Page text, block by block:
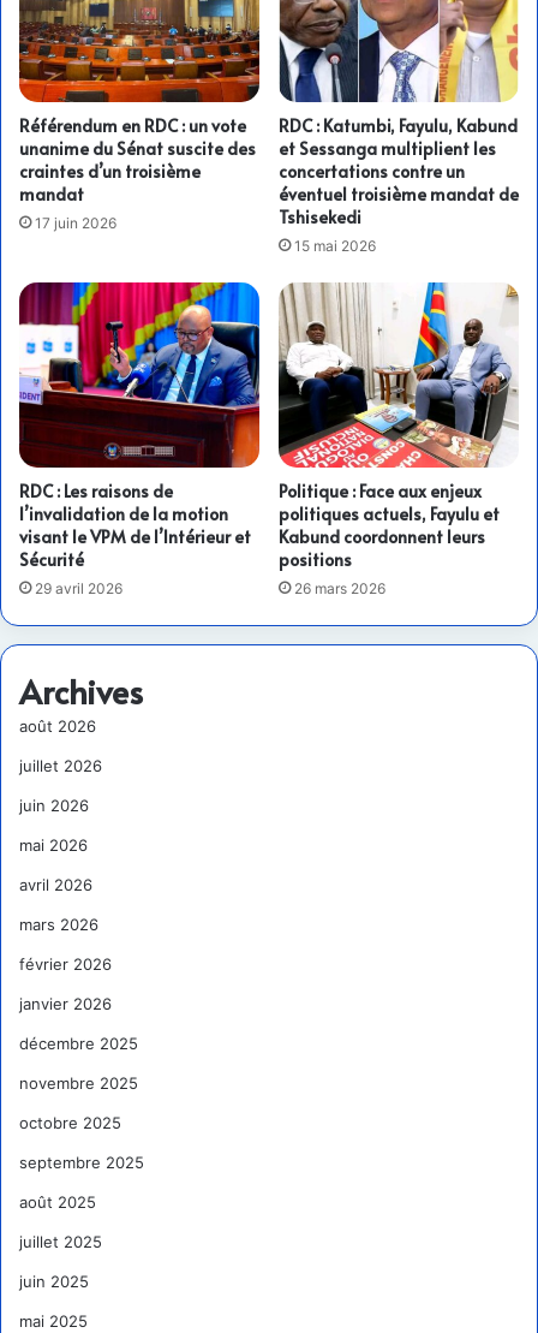
Référendum en RDC : un vote
unanime du Sénat suscite des
craintes d’un troisième
mandat
17 juin 2026
RDC : Katumbi, Fayulu, Kabund
et Sessanga multiplient les
concertations contre un
éventuel troisième mandat de
Tshisekedi
15 mai 2026
RDC : Les raisons de
l’invalidation de la motion
visant le VPM de l’Intérieur et
Sécurité
29 avril 2026
Politique : Face aux enjeux
politiques actuels, Fayulu et
Kabund coordonnent leurs
positions
26 mars 2026
Archives
août 2026
juillet 2026
juin 2026
mai 2026
avril 2026
mars 2026
février 2026
janvier 2026
décembre 2025
novembre 2025
octobre 2025
septembre 2025
août 2025
juillet 2025
juin 2025
mai 2025